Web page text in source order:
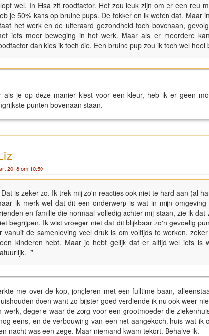
wel. In Elsa zit roodfactor. Het zou leuk zijn om er een reu
je 50% kans op bruine pups. De fokker en ik weten dat. Maar
het werk en de uiteraard gezondheid toch bovenaan,
iets meer beweging in het werk. Maar als er meerdere
dan kies ik toch die. Een bruine pup zou ik toch wel heel
als je op deze manier kiest voor een kleur, heb ik er geen
punten bovenaan staan.
2018 om 10:50
Dat is zeker zo. Ik trek mij zo'n reacties ook niet te hard aan (al
ik merk wel dat dit een onderwerp is wat in mijn
en familie die normaal volledig achter mij staan, zie ik
begrijpen. Ik wist vroeger niet dat dit blijkbaar zo'n gevoelig
vanuit de samenleving veel druk is om voltijds te werken,
kinderen hebt. Maar je hebt gelijk dat er altijd wel iets is
"
me over de kop, jongleren met een fulltime baan,
doen want zo bijster goed verdiende ik nu ook weer
werk, degene waar de zorg voor een grootmoeder die
eens, en de verbouwing van een net aangekocht huis wat ik
nacht was een zege. Maar niemand kwam tekort. Behalve ik.